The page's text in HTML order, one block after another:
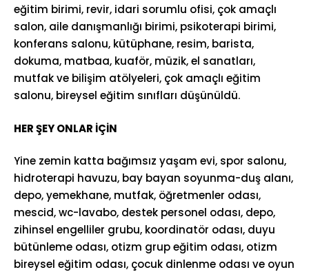
eğitim birimi, revir, idari sorumlu ofisi, çok amaçlı
salon, aile danışmanlığı birimi, psikoterapi birimi,
konferans salonu, kütüphane, resim, barista,
dokuma, matbaa, kuaför, müzik, el sanatları,
mutfak ve bilişim atölyeleri, çok amaçlı eğitim
salonu, bireysel eğitim sınıfları düşünüldü.
HER ŞEY ONLAR İÇİN
Yine zemin katta bağımsız yaşam evi, spor salonu,
hidroterapi havuzu, bay bayan soyunma-duş alanı,
depo, yemekhane, mutfak, öğretmenler odası,
mescid, wc-lavabo, destek personel odası, depo,
zihinsel engelliler grubu, koordinatör odası, duyu
bütünleme odası, otizm grup eğitim odası, otizm
bireysel eğitim odası, çocuk dinlenme odası ve oyun